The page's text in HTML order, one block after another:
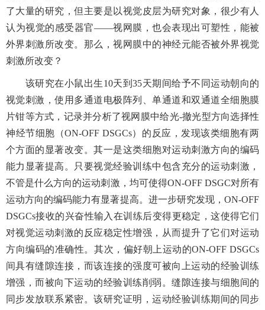
了大量的研究，但主要是以视觉皮层为研究对象，很少有人
认为视觉的感受器官——视网膜，也会表现出可塑性，能被
外界刺激所改变。那么，视网膜中的神经元能否被外界视觉
刺激所改变？
该研究在小鼠出生10天到35天期间给予不同运动朝向的
视觉刺激，使用多通道电极阵列、单通道和双通道全细胞膜
片钳等方式，记录并分析了视网膜中给光-撤光型方向选择性
神经节细胞（ON-OFF DSGCs）的反应，发现该类细胞有两
个方面的显著改变。其一是这类细胞对运动刺激方向的编码
能力显著提高。只要视觉经验训练中包含充分的运动刺激，
不管是什么方向的运动刺激，均可使得ON-OFF DSGC对所有
运动方向的编码能力有显著提高。进一步研究发现， ON-OFF
DSGCs接收的兴奋性输入在训练后变得更稳定，这使得它们
对视觉运动刺激的反应稳定性增强，从而提升了它们对运动
方向编码的准确性。其次，偏好朝上运动的ON-OFF DSGCs
间具有缝隙连接，而该连接的强度可被向上运动的经验训练
增强，而被向下运动的经验训练削弱。缝隙连接与细胞间的
同步发放联系紧密。该研究证明，运动经验训练期间的同步